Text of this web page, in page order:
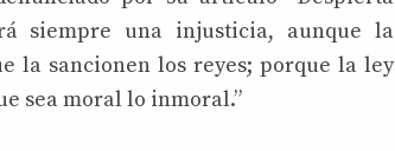
siempre una injusticia, aunque la
la sancionen los reyes; porque la ley
sea moral lo inmoral.”